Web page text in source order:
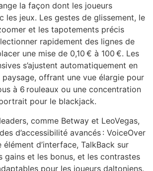
la façon dont les joueurs
les jeux. Les gestes de glissement, le
et les tapotements précis
rapidement des lignes de
une mise de 0,10 € à 100 €. Les
s’ajustent automatiquement en
offrant une vue élargie pour
à 6 rouleaux ou une concentration
pour le blackjack.
comme Betway et LeoVegas,
d’accessibilité avancés : VoiceOver
élément d’interface, TalkBack sur
gains et les bonus, et les contrastes
pour les joueurs daltoniens.